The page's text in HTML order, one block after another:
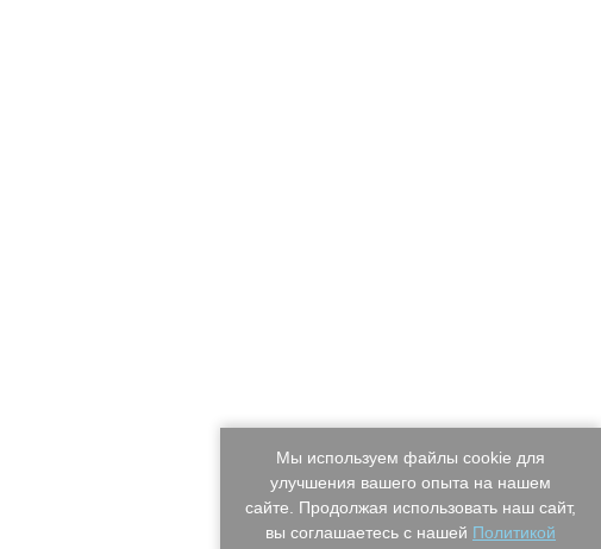
Мы используем файлы cookie для
улучшения вашего опыта на нашем
сайте. Продолжая использовать наш сайт,
вы соглашаетесь с нашей Политикой